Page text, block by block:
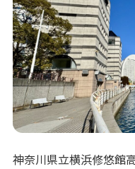
神奈川県立横浜修悠館